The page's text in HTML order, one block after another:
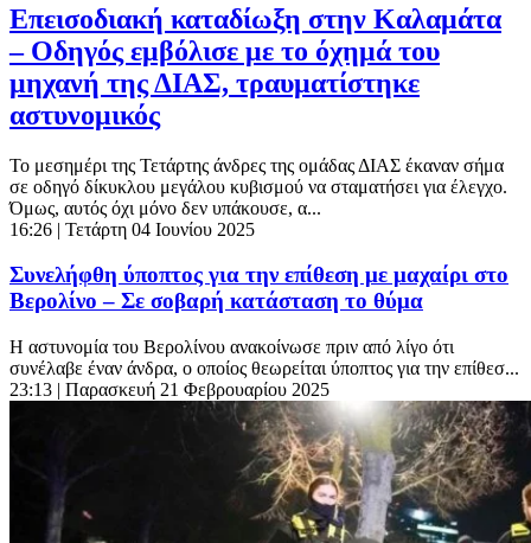
Επεισοδιακή καταδίωξη στην Καλαμάτα
– Οδηγός εμβόλισε με το όχημά του
μηχανή της ΔΙΑΣ, τραυματίστηκε
αστυνομικός
Το μεσημέρι της Τετάρτης άνδρες της ομάδας ΔΙΑΣ έκαναν σήμα
σε οδηγό δίκυκλου μεγάλου κυβισμού να σταματήσει για έλεγχο.
Όμως, αυτός όχι μόνο δεν υπάκουσε, α...
16:26 | Τετάρτη 04 Ιουνίου 2025
Συνελήφθη ύποπτος για την επίθεση με μαχαίρι στο
Βερολίνο – Σε σοβαρή κατάσταση το θύμα
Η αστυνομία του Βερολίνου ανακοίνωσε πριν από λίγο ότι
συνέλαβε έναν άνδρα, ο οποίος θεωρείται ύποπτος για την επίθεσ...
23:13 | Παρασκευή 21 Φεβρουαρίου 2025